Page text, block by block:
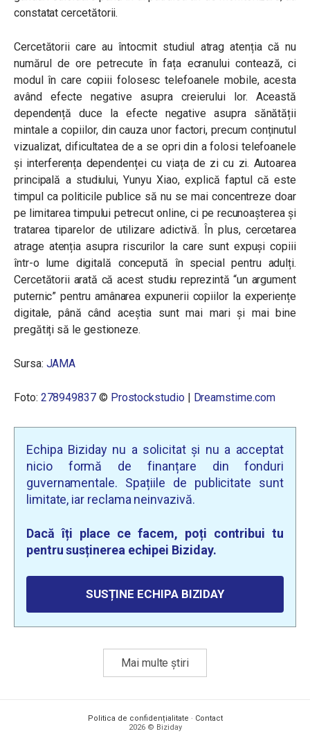
constatat cercetătorii.
Cercetătorii care au întocmit studiul atrag atenția că nu
numărul de ore petrecute în fața ecranului contează, ci
modul în care copiii folosesc telefoanele mobile, acesta
având efecte negative asupra creierului lor. Această
dependență duce la efecte negative asupra sănătății
mintale a copiilor, din cauza unor factori, precum conținutul
vizualizat, dificultatea de a se opri din a folosi telefoanele
și interferența dependenței cu viața de zi cu zi. Autoarea
principală a studiului, Yunyu Xiao, explică faptul că este
timpul ca politicile publice să nu se mai concentreze doar
pe limitarea timpului petrecut online, ci pe recunoașterea și
tratarea tiparelor de utilizare adictivă. În plus, cercetarea
atrage atenția asupra riscurilor la care sunt expuși copiii
într-o lume digitală concepută în special pentru adulți.
Cercetătorii arată că acest studiu reprezintă “un argument
puternic” pentru amânarea expunerii copiilor la experiențe
digitale, până când aceștia sunt mai mari și mai bine
pregătiți să le gestioneze.
Sursa: JAMA
Foto: 278949837© Prostockstudio| Dreamstime.com
Echipa Biziday nu a solicitat și nu a acceptat
nicio formă de finanțare din fonduri
guvernamentale. Spațiile de publicitate sunt
limitate, iar reclama neinvazivă.
Dacă îți place ce facem, poți contribui tu
pentru susținerea echipei Biziday.
SUSȚINE ECHIPA BIZIDAY
Mai multe știri
Politica de confidențialitate · Contact
2026 © Biziday